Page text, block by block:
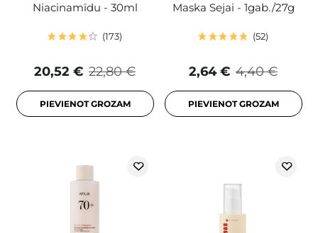
Niacinamīdu - 30ml
173
22,80 €
20,52 €
PIEVIENOT GROZAM
Maska Sejai - 1gab./27g
52
4,40 €
2,64 €
PIEVIENOT GROZAM